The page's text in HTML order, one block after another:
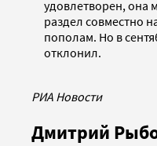
удовлетворен, она
раздел совместно
пополам. Но в
отклонил.
РИА Новости
Дмитрий